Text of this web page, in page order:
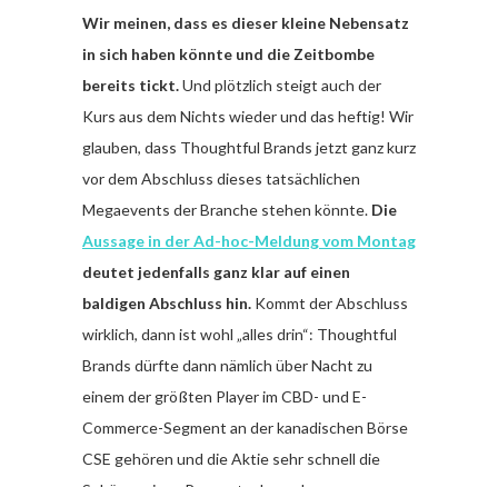
Wir meinen, dass es dieser kleine Nebensatz
in sich haben könnte und die Zeitbombe
bereits tickt.Und plötzlich steigt auch der
Kurs aus dem Nichts wieder und das heftig! Wir
glauben, dass Thoughtful Brands jetzt ganz kurz
vor dem Abschluss dieses tatsächlichen
Megaevents der Branche stehen könnte. Die
Aussage in der Ad-hoc-Meldung vom Montag
deutet jedenfalls ganz klar auf einen
baldigen Abschluss hin. Kommt der Abschluss
wirklich, dann ist wohl „alles drin“: Thoughtful
Brands dürfte dann nämlich über Nacht zu
einem der größten Player im CBD- und E-
Commerce-Segment an der kanadischen Börse
CSE gehören und die Aktie sehr schnell die